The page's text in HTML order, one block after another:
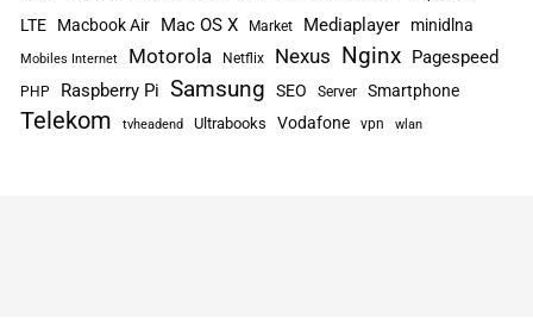
LTE Macbook Air Mac OS X Market Mediaplayer minidlna
Mobiles Internet Motorola Netflix Nexus Nginx Pagespeed
PHP Raspberry Pi Samsung SEO Server Smartphone
Telekom tvheadend Ultrabooks Vodafone vpn wlan